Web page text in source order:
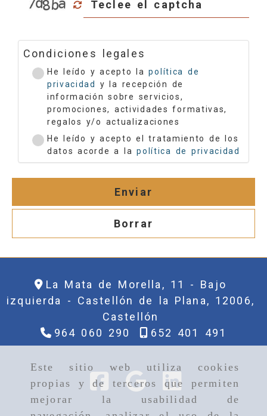
Este sitio web utiliza cookies
propias y de terceros que permiten
mejorar la usabilidad de
Condiciones legales
He leído y acepto lapolítica de
privacidad
y la recepción de
información sobre servicios,
promociones, actividades formativas,
regalos y/o actualizaciones
He leído y acepto el tratamiento de los
datos acorde a lapolítica de privacidad
Enviar
Borrar
La Mata de Morella, 11 - Bajo
izquierda - Castellón de la Plana, 12006,
Castellón
964 060 290
652 401 491